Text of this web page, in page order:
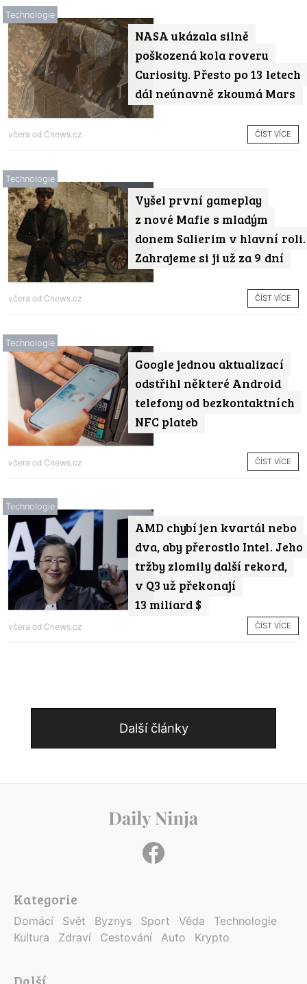
NASA ukázala silně
poškozená kola roveru
Curiosity. Přesto po 13 letech
dál neúnavně zkoumá Mars
Technologie
včera od Cnews.cz ČÍST VÍCE
Vyšel první gameplay
z nové Mafie s mladým
donem Salierim v hlavní roli.
Zahrajeme si ji už za 9 dní
Technologie
včera od Cnews.cz ČÍST VÍCE
Google jednou aktualizací
odstřihl některé Android
telefony od bezkontaktních
NFC plateb
Technologie
včera od Cnews.cz ČÍST VÍCE
AMD chybí jen kvartál nebo
dva, aby přerostlo Intel. Jeho
tržby zlomily další rekord,
v Q3 už překonají
13 miliard $
Technologie
včera od Cnews.cz ČÍST VÍCE
Další články
Kategorie
Domácí Svět Byznys Sport Věda
Technologie
Kultura
Zdraví Cestování Auto Krypto